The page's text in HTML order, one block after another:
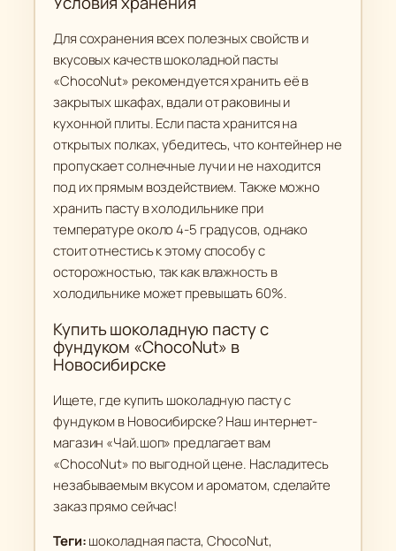
Для сохранения всех полезных свойств и
вкусовых качеств шоколадной пасты
«ChocoNut» рекомендуется хранить её в
закрытых шкафах, вдали от раковины и
кухонной плиты. Если паста хранится на
открытых полках, убедитесь, что контейнер не
пропускает солнечные лучи и не находится
под их прямым воздействием. Также можно
хранить пасту в холодильнике при
температуре около 4-5 градусов, однако
стоит отнестись к этому способу с
осторожностью, так как влажность в
холодильнике может превышать 60%.
Купить шоколадную пасту с
фундуком «ChocoNut» в
Новосибирске
Ищете, где купить шоколадную пасту с
фундуком в Новосибирске? Наш интернет-
магазин «Чай.шоп» предлагает вам
«ChocoNut» по выгодной цене. Насладитесь
незабываемым вкусом и ароматом, сделайте
заказ прямо сейчас!
Теги:шоколадная паста, ChocoNut,